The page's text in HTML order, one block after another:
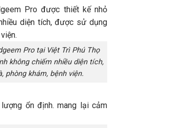
Pro tại Việt Trì Phú Thọ
không chiếm nhiều diện tích,
phòng khám, bệnh viện.